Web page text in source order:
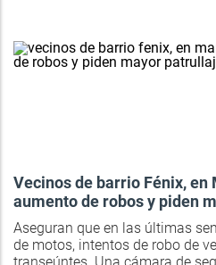
Vecinos de barrio Fénix, en
aumento de robos y piden
Aseguran que en las últimas
de motos, intentos de robo de